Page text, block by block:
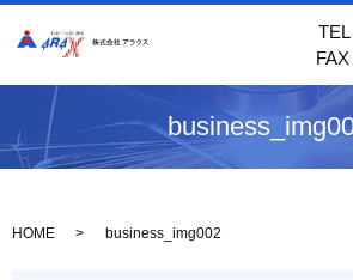
TEL
FAX
HOME business_img002